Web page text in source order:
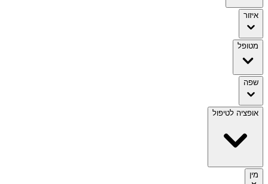
איזור
מטופל
שפה
אופציה לטיפול
מין